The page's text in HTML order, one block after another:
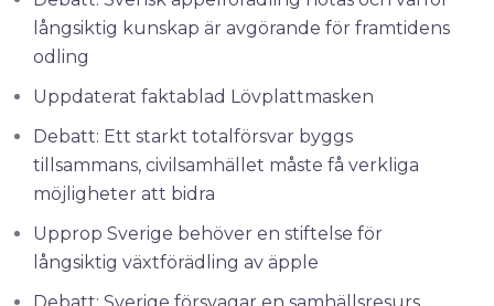
långsiktig kunskap är avgörande för framtidens
odling
Uppdaterat faktablad Lövplattmasken
Debatt: Ett starkt totalförsvar byggs
tillsammans, civilsamhället måste få verkliga
möjligheter att bidra
Upprop Sverige behöver en stiftelse för
långsiktig växtförädling av äpple